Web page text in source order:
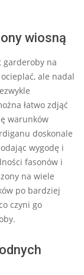
wiosną
garderoby na
ale nadal
łatwo zdjąć
warunków
doskonale
wygodę i
fasonów i
na wiele
po bardziej
czyni go